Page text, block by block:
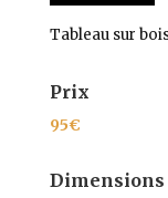
Tableau sur
Prix
95€
Dimensions